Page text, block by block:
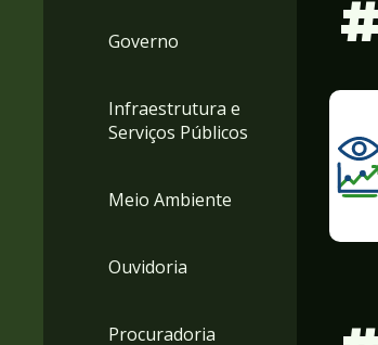
Governo
Infraestrutura e
Serviços Públicos
Meio Ambiente
Ouvidoria
Procuradoria